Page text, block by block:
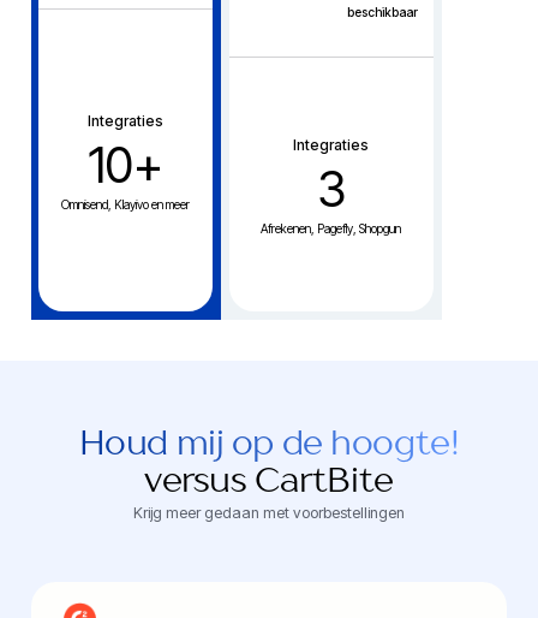
Integraties
10+
Omnisend, Klayivo en meer
beschikbaar
Integraties
3
Afrekenen, Pagefly, Shopgun
Houd mij op de hoogte!
versus CartBite
Krijg meer gedaan met voorbestellingen